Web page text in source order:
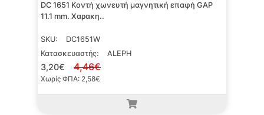
DC 1651 Κοντή χωνευτή μαγνητική επαφή GAP
11.1 mm. Χαρακη..
SKU:
DC1651W
Κατασκευαστής:
ALEPH
3,20€ 4,46€
Χωρίς ΦΠΑ: 2,58€